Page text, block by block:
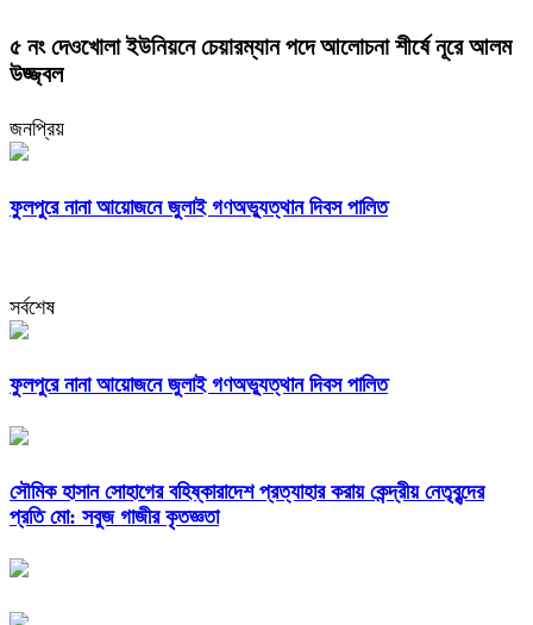
৫ নং দেওখোলা ইউনিয়নে চেয়ারম্যান পদে আলোচনা শীর্ষে নূরে আলম
উজ্জ্বল
জনপ্রিয়
ফুলপুরে নানা আয়োজনে জুলাই গণঅভ্যুত্থান দিবস পালিত
সর্বশেষ
ফুলপুরে নানা আয়োজনে জুলাই গণঅভ্যুত্থান দিবস পালিত
সৌমিক হাসান সোহাগের বহিষ্কারাদেশ প্রত্যাহার করায় কেন্দ্রীয় নেতৃবৃন্দের
প্রতি মো: সবুজ গাজীর কৃতজ্ঞতা